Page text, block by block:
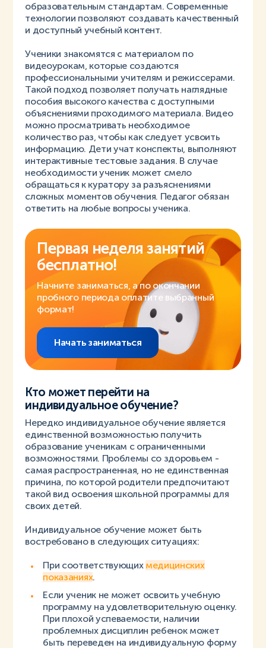
образовательным стандартам. Современные
технологии позволяют создавать качественный
и доступный учебный контент.
Ученики знакомятся с материалом по
видеоурокам, которые создаются
профессиональными учителям и режиссерами.
Такой подход позволяет получать наглядные
пособия высокого качества с доступными
объяснениями проходимого материала. Видео
можно просматривать необходимое
количество раз, чтобы как следует усвоить
информацию. Дети учат конспекты, выполняют
интерактивные тестовые задания. В случае
необходимости ученик может смело
обращаться к куратору за разъяснениями
сложных моментов обучения. Педагог обязан
ответить на любые вопросы ученика.
Первая неделя занятий
бесплатно!
Начните заниматься, а по окончании
пробного периода оплатите выбранный
формат!
Начать заниматься
Кто может перейти на
индивидуальное обучение?
Нередко индивидуальное обучение является
единственной возможностью получить
образование ученикам с ограниченными
возможностями. Проблемы со здоровьем -
самая распространенная, но не единственная
причина, по которой родители предпочитают
такой вид освоения школьной программы для
своих детей.
Индивидуальное обучение может быть
востребовано в следующих ситуациях:
При соответствующих медицинских
показаниях.
Если ученик не может освоить учебную
программу на удовлетворительную оценку.
При плохой успеваемости, наличии
проблемных дисциплин ребенок может
быть переведен на индивидуальную форму